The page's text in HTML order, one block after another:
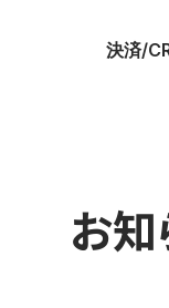
決済/
お知